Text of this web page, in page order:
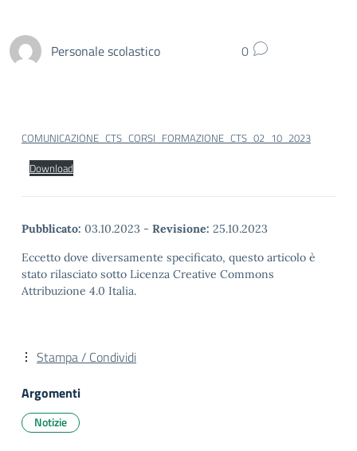
Personale scolastico 0
COMUNICAZIONE_CTS_CORSI_FORMAZIONE_CTS_02_10_2023
Download
Pubblicato: 03.10.2023 - Revisione: 25.10.2023
Eccetto dove diversamente specificato, questo articolo è
stato rilasciato sotto Licenza Creative Commons
Attribuzione 4.0 Italia.
Stampa / Condividi
Argomenti
Notizie